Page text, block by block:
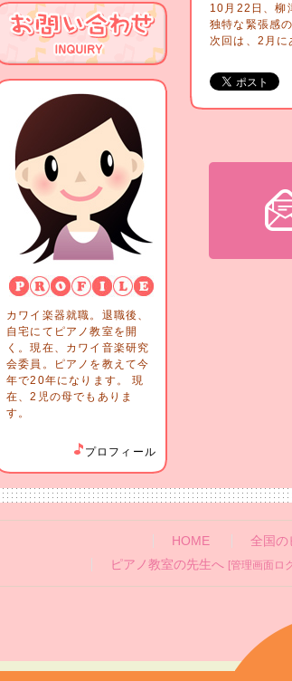
カワイ楽器就職。退職後、
自宅にてピアノ教室を開
く。現在、カワイ音楽研究
会委員。ピアノを教えて今
年で20年になります。 現
在、2児の母でもありま
す。
プロフィール
10月22日、柳
独特な緊張感
次回は、2月に
HOME 全国の
ピアノ教室の先生へ [管理画面ロ